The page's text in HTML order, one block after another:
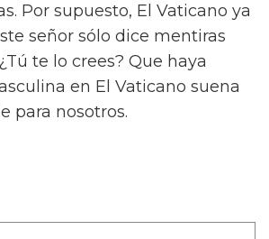
Por supuesto, El Vaticano ya
señor sólo dice mentiras
te lo crees? Que haya
en El Vaticano suena
para nosotros.